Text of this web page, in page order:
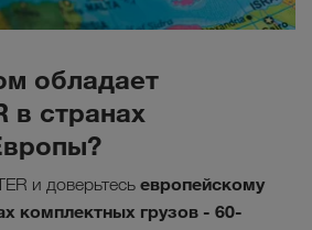
обладает
в странах
и доверьтесь европейскому
комплектных грузов - 60-